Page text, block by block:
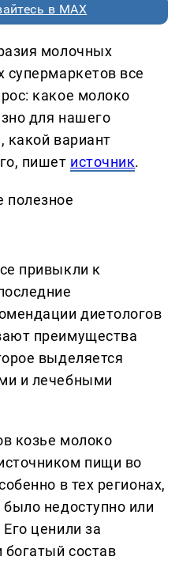
в MAX
молочных
супермаркетов все
какое молоко
для нашего
какой вариант
пишет источник.
полезное
привыкли к
диетологов
преимущества
выделяется
и лечебными
козье молоко
пищи во
в тех регионах,
недоступно или
ценили за
богатый состав